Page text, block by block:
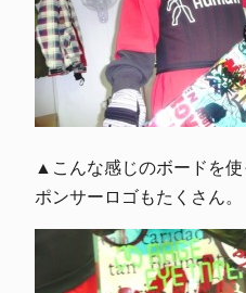
▲こんな感じのボードを
ポンサーロゴもたくさん。